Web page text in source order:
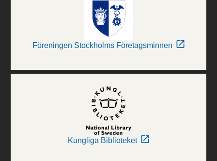
Föreningen Stockholms Företagsminnen
Kungliga Biblioteket